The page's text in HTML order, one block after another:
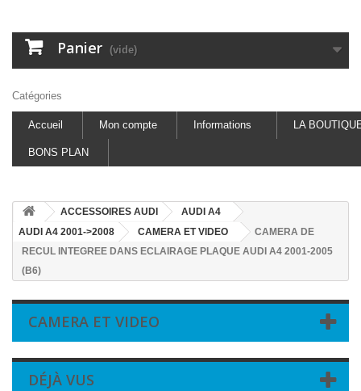
Panier (vide)
Catégories
Accueil Mon compte Informations LA
BONS PLAN
ACCESSOIRES AUDI
AUDI A4
AUDI A4 2001->2008
CAMERA ET VIDEO
CAMERA DE
RECUL INTEGREE DANS ECLAIRAGE PLAQUE AUDI A4 2001-2005
(B6)
CAMERA ET VIDEO
DÉJÀ VUS